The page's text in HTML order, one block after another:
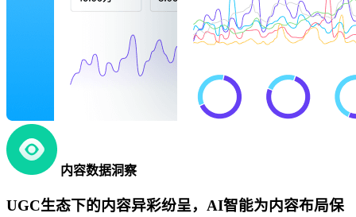
内容数据洞察
UGC生态下的内容异彩纷呈，AI智能为内容布局保